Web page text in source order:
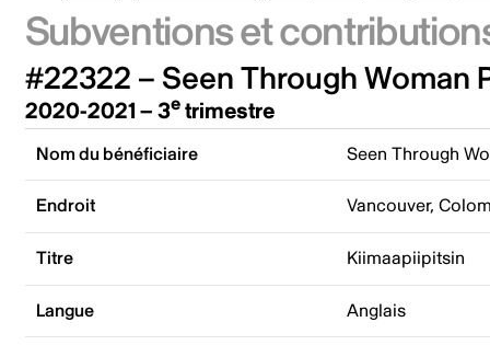
Subventions et
#22322 – Seen Through Woman
2020-2021 – 3etrimestre
Nom du bénéficiaire Seen Through
Endroit Vancouver,
Titre Kiimaapiipitsin
Langue Anglais